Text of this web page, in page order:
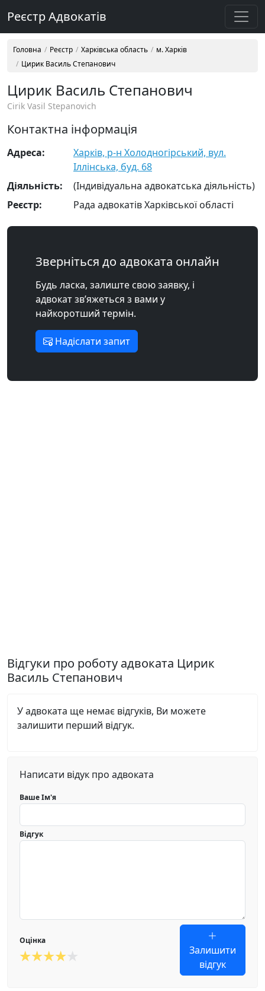
Реєстр Адвокатів
Головна Реєстр Харківська область
м. Харків
Цирик Василь Степанович
Цирик Василь Степанович
Cirik Vasil Stepanovich
Контактна інформація
Адреса:
Харків, р-н Холодногірський, вул.
Іллінська, буд. 68
Діяльність:
(Індивідуальна адвокатська діяльність)
Реєстр:
Рада адвокатів Харківської області
Зверніться до адвоката онлайн
Будь ласка, залиште свою заявку, і
адвокат зв’яжеться з вами у
найкоротший термін.
Надіслати запит
Відгуки про роботу адвоката Цирик
Василь Степанович
У адвоката ще немає відгуків, Ви можете
залишити перший відгук.
Написати відук про адвоката
Ваше Ім'я
Відгук
Оцінка
Залишити
відгук